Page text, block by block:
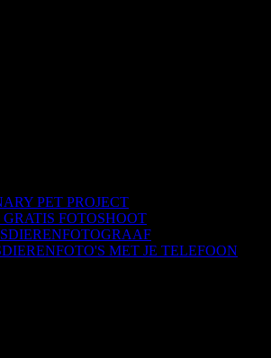
PET PROJECT
FOTOSHOOT
MET JE TELEFOON